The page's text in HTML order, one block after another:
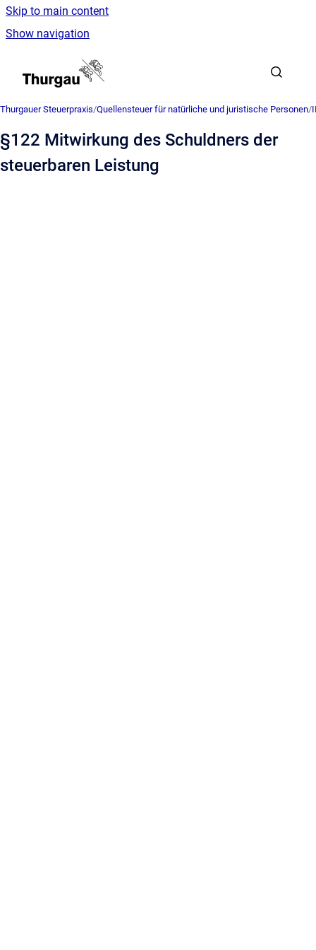
Skip to main content
Show navigation
Thurgauer Steuerpraxis/Quellensteuer für natürliche und juristische Personen/
§122 Mitwirkung des Schuldners der
steuerbaren Leistung